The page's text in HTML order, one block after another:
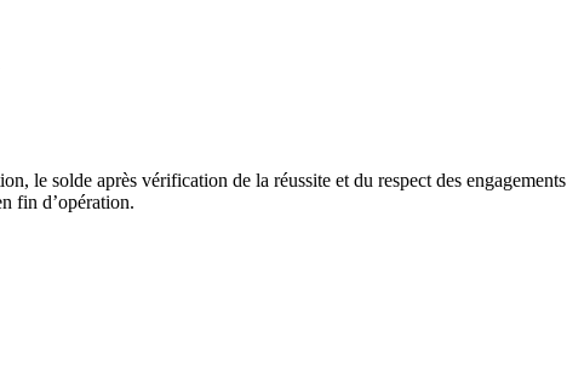
le solde après vérification de la réussite et du respect des engagements
fin d’opération.